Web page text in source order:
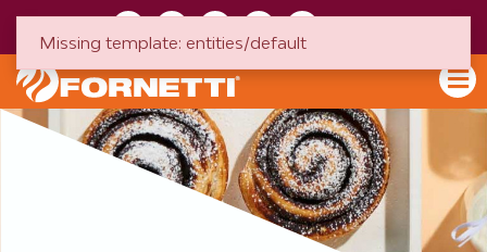
Missing template: entities/default